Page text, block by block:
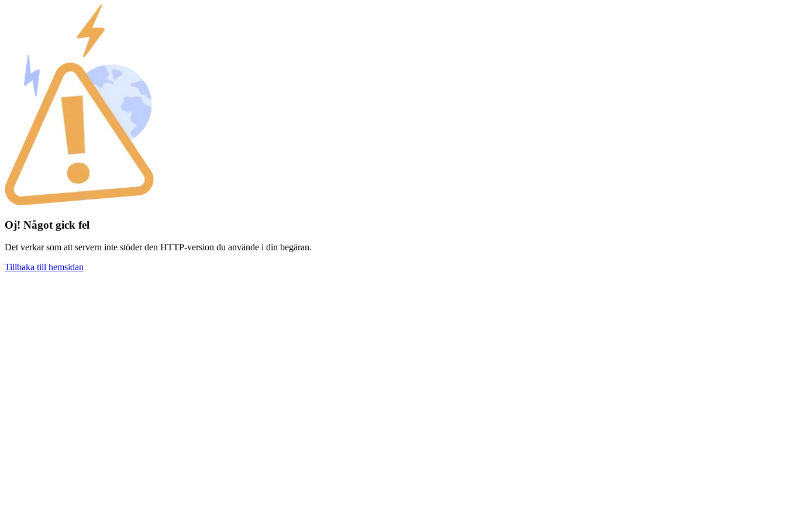
Oj! Något gick fel
Det verkar som att servern inte stöder den HTTP-version du använde i din begäran.
Tillbaka till hemsidan